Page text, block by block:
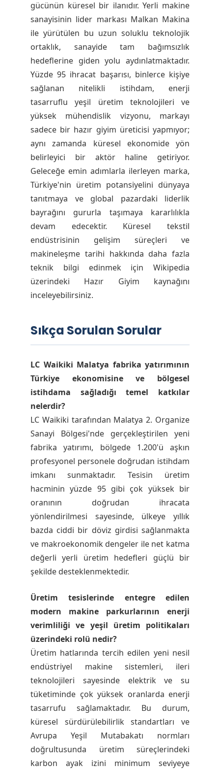
gücünün küresel bir ilanıdır. Yerli makine
sanayisinin lider markası Malkan Makina
ile yürütülen bu uzun soluklu teknolojik
ortaklık, sanayide tam bağımsızlık
hedeflerine giden yolu aydınlatmaktadır.
Yüzde 95 ihracat başarısı, binlerce kişiye
sağlanan nitelikli istihdam, enerji
tasarruflu yeşil üretim teknolojileri ve
yüksek mühendislik vizyonu, markayı
sadece bir hazır giyim üreticisi yapmıyor;
aynı zamanda küresel ekonomide yön
belirleyici bir aktör haline getiriyor.
Geleceğe emin adımlarla ilerleyen marka,
Türkiye'nin üretim potansiyelini dünyaya
tanıtmaya ve global pazardaki liderlik
bayrağını gururla taşımaya kararlılıkla
devam edecektir. Küresel tekstil
endüstrisinin gelişim süreçleri ve
makineleşme tarihi hakkında daha fazla
teknik bilgi edinmek için Wikipedia
üzerindeki Hazır Giyim kaynağını
inceleyebilirsiniz.
Sıkça Sorulan Sorular
LC Waikiki Malatya fabrika yatırımının
Türkiye ekonomisine ve bölgesel
istihdama sağladığı temel katkılar
nelerdir?
LC Waikiki tarafından Malatya 2. Organize
Sanayi Bölgesi'nde gerçekleştirilen yeni
fabrika yatırımı, bölgede 1.200'ü aşkın
profesyonel personele doğrudan istihdam
imkanı sunmaktadır. Tesisin üretim
hacminin yüzde 95 gibi çok yüksek bir
oranının doğrudan ihracata
yönlendirilmesi sayesinde, ülkeye yıllık
bazda ciddi bir döviz girdisi sağlanmakta
ve makroekonomik dengeler ile net katma
değerli yerli üretim hedefleri güçlü bir
şekilde desteklenmektedir.
Üretim tesislerinde entegre edilen
modern makine parkurlarının enerji
verimliliği ve yeşil üretim politikaları
üzerindeki rolü nedir?
Üretim hatlarında tercih edilen yeni nesil
endüstriyel makine sistemleri, ileri
teknolojileri sayesinde elektrik ve su
tüketiminde çok yüksek oranlarda enerji
tasarrufu sağlamaktadır. Bu durum,
küresel sürdürülebilirlik standartları ve
Avrupa Yeşil Mutabakatı normları
doğrultusunda üretim süreçlerindeki
karbon ayak izini minimum seviyeye